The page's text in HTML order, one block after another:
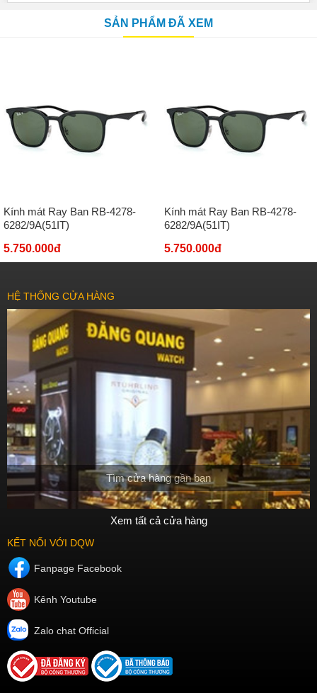
SẢN PHẨM ĐÃ XEM
Kính mát Ray Ban RB-4278-
6282/9A(51IT)
5.750.000đ
Kính mát Ray Ban RB-4278-
6282/9A(51IT)
5.750.000đ
HỆ THỐNG CỬA HÀNG
Tìm cửa hàng gần bạn
Xem tất cả cửa hàng
KẾT NỐI VỚI DQW
Fanpage Facebook
Kênh Youtube
Zalo chat Official